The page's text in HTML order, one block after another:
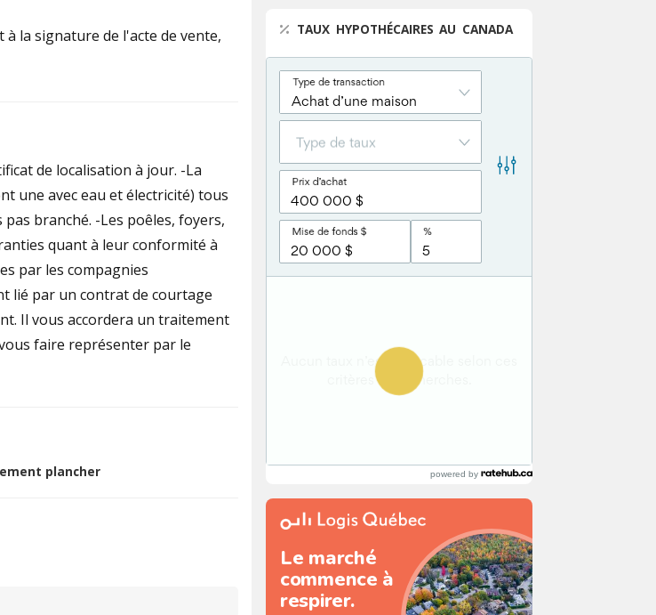
la signature de l'acte de vente,
de localisation à jour. -La
une avec eau et électricité) tous
branché. -Les poêles, foyers,
quant à leur conformité à
par les compagnies
lié par un contrat de courtage
Il vous accordera un traitement
faire représenter par le
plancher
TAUX HYPOTHÉCAIRES AU CANADA
powered by
Le marché
commence à
respirer.